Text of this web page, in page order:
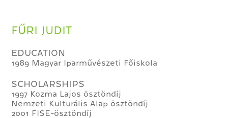
FŰRI JUDIT
EDUCATION
1989 Magyar Iparművészeti Főiskola
SCHOLARSHIPS
1997 Kozma Lajos ösztöndíj
Nemzeti Kulturális Alap ösztöndíj
2001 FISE-ösztöndíj